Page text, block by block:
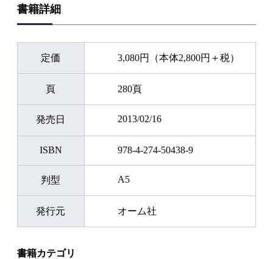
書籍詳細
定価 3,080円（本体2,800円＋税）
頁 280頁
発売日 2013/02/16
ISBN 978-4-274-50438-9
判型 A5
発行元 オーム社
書籍カテゴリ